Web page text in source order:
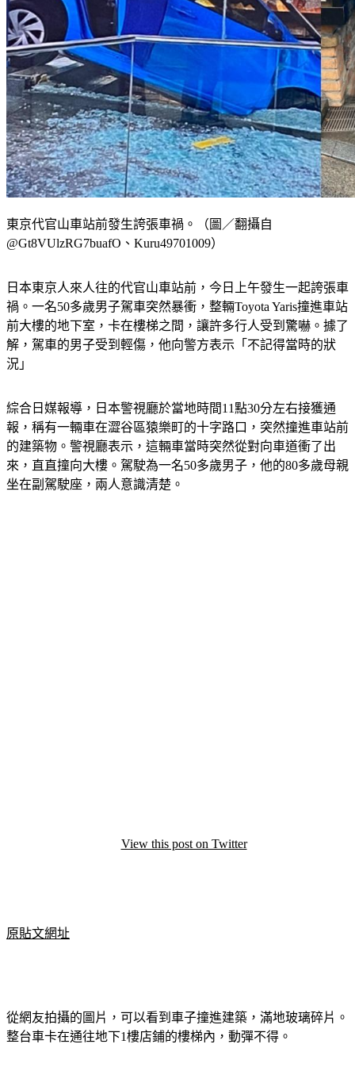
東京代官山車站前發生誇張車禍。（圖／翻攝自
@Gt8VUlzRG7buafO、Kuru49701009）
日本東京人來人往的代官山車站前，今日上午發生一起誇張車
禍。一名50多歲男子駕車突然暴衝，整輛Toyota Yaris撞進車站
前大樓的地下室，卡在樓梯之間，讓許多行人受到驚嚇。據了
解，駕車的男子受到輕傷，他向警方表示「不記得當時的狀
況」
綜合日媒報導，日本警視廳於當地時間11點30分左右接獲通
報，稱有一輛車在澀谷區猿樂町的十字路口，突然撞進車站前
的建築物。警視廳表示，這輛車當時突然從對向車道衝了出
來，直直撞向大樓。駕駛為一名50多歲男子，他的80多歲母親
坐在副駕駛座，兩人意識清楚。
View this post on Twitter
原貼文網址
從網友拍攝的圖片，可以看到車子撞進建築，滿地玻璃碎片。
整台車卡在通往地下1樓店鋪的樓梯內，動彈不得。